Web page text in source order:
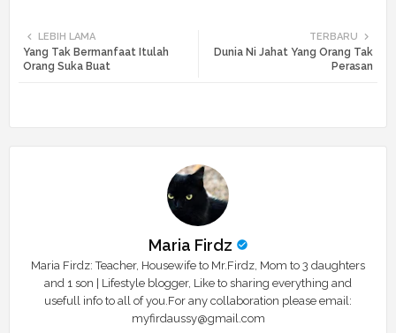
ats
TERBARU
Dunia Ni Jahat Yang Orang Tak
Perasan
LEBIH LAMA
Yang Tak Bermanfaat Itulah
Orang Suka Buat
Maria Firdz
Maria Firdz: Teacher, Housewife to Mr.Firdz, Mom to 3 daughters
and 1 son | Lifestyle blogger, Like to sharing everything and
usefull info to all of you.For any collaboration please email:
myfirdaussy@gmail.com